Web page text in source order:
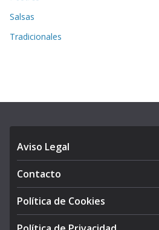
Salsas
Tradicionales
Aviso Legal
Contacto
Política de Cookies